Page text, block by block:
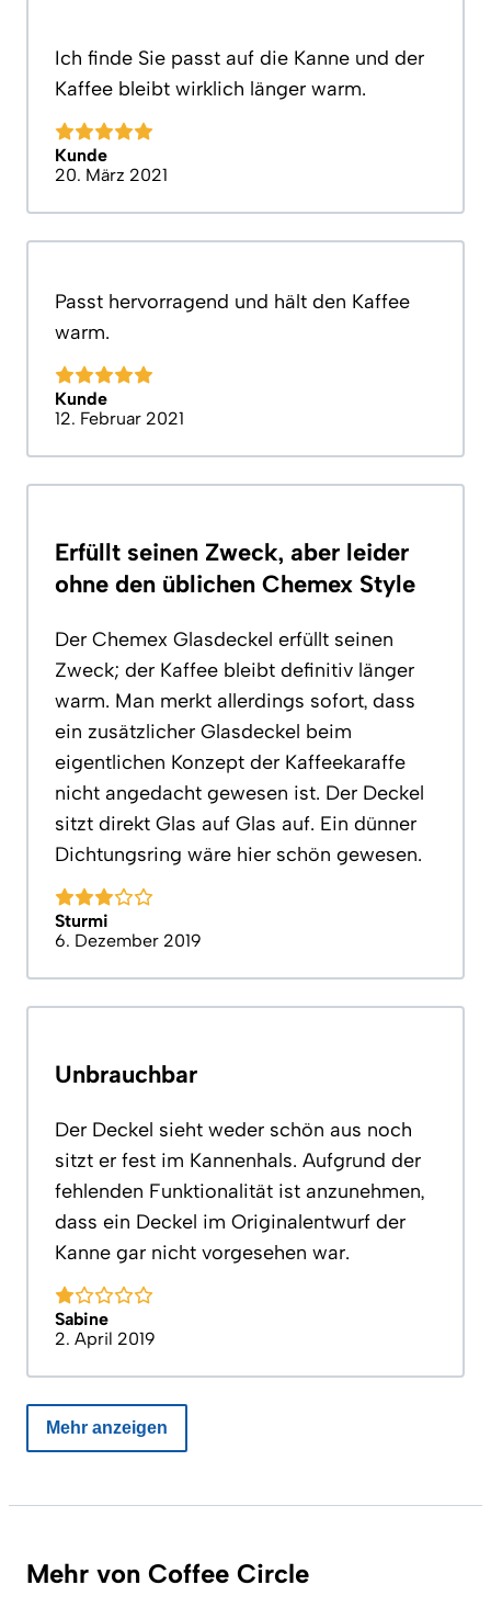
Ich finde Sie passt auf die Kanne und der
Kaffee bleibt wirklich länger warm.
Kunde
20. März 2021
Passt hervorragend und hält den Kaffee
warm.
Kunde
12. Februar 2021
Erfüllt seinen Zweck, aber leider
ohne den üblichen Chemex Style
Der Chemex Glasdeckel erfüllt seinen
Zweck; der Kaffee bleibt definitiv länger
warm. Man merkt allerdings sofort, dass
ein zusätzlicher Glasdeckel beim
eigentlichen Konzept der Kaffeekaraffe
nicht angedacht gewesen ist. Der Deckel
sitzt direkt Glas auf Glas auf. Ein dünner
Dichtungsring wäre hier schön gewesen.
Sturmi
6. Dezember 2019
Unbrauchbar
Der Deckel sieht weder schön aus noch
sitzt er fest im Kannenhals. Aufgrund der
fehlenden Funktionalität ist anzunehmen,
dass ein Deckel im Originalentwurf der
Kanne gar nicht vorgesehen war.
Sabine
2. April 2019
Mehr anzeigen
Mehr von Coffee Circle